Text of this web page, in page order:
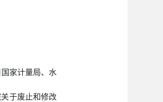
家计量局、水
于废止和修改